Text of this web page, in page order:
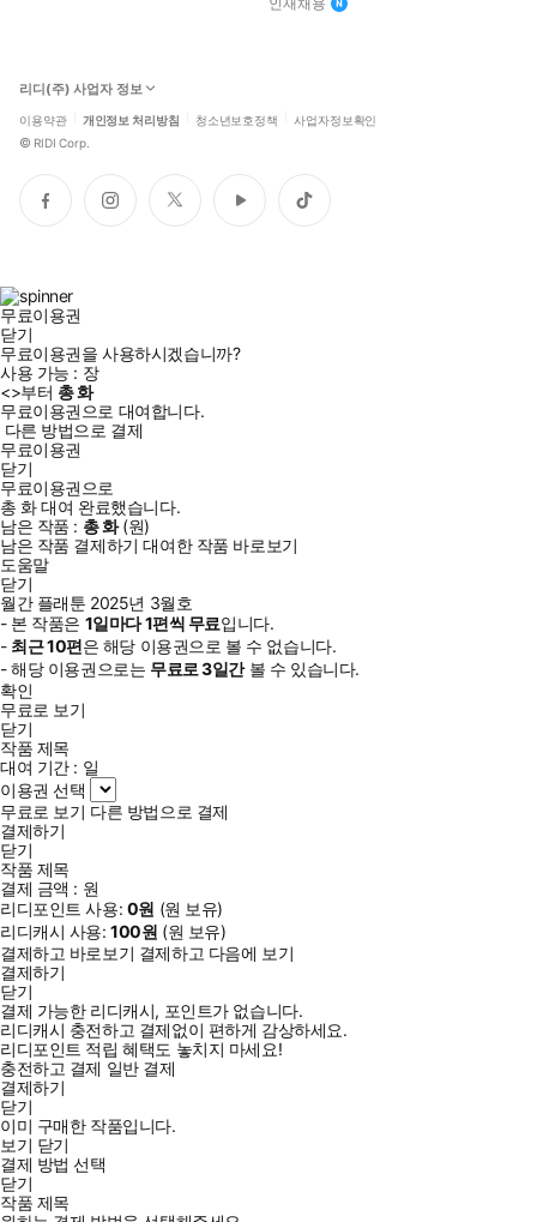
리디(주) 사업자 정보
이용약관 개인정보 처리방침 청소년보호정책 사업자정보확인
© RIDI Corp.
페
이
인
스
트
위
유
튜
틱
톡
무료이용권
닫기
무료이용권을 사용하시겠습니까?
사용 가능 : 장
<>부터 총화
무료이용권으로 대여합니다.
다른 방법으로 결제
무료이용권
닫기
무료이용권으로
총 화대여 완료했습니다.
남은 작품 : 총화(원)
남은 작품 결제하기 대여한 작품 바로보기
도움말
닫기
월간 플래툰 2025년 3월호
- 본 작품은 1일마다1편씩 무료입니다.
- 최근10편은 해당 이용권으로 볼 수 없습니다.
- 해당 이용권으로는 무료로3일간볼 수 있습니다.
확인
무료로 보기
닫기
작품 제목
대여 기간 : 일
이용권 선택
무료로 보기 다른 방법으로 결제
결제하기
닫기
작품 제목
결제 금액 : 원
리디포인트 사용: 0원 (원 보유)
리디캐시 사용:100원 (원 보유)
결제하고 바로보기 결제하고 다음에 보기
결제하기
닫기
결제 가능한 리디캐시, 포인트가 없습니다.
리디캐시 충전하고 결제없이 편하게 감상하세요.
리디포인트 적립 혜택도 놓치지 마세요!
충전하고 결제 일반 결제
결제하기
닫기
이미 구매한 작품입니다.
보기 닫기
결제 방법 선택
닫기
작품 제목